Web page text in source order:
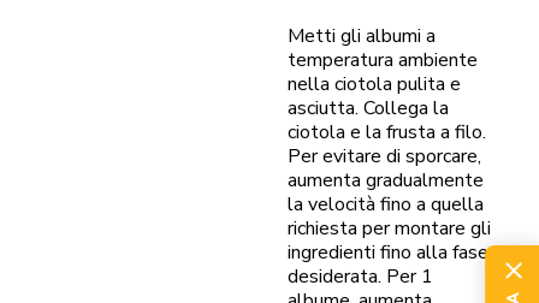
Metti gli albumi a
temperatura ambiente
nella ciotola pulita e
asciutta. Collega la
ciotola e la frusta a filo.
Per evitare di sporcare,
aumenta gradualmente
la velocità fino a quella
richiesta per montare gli
ingredienti fino alla fase
desiderata. Per 1